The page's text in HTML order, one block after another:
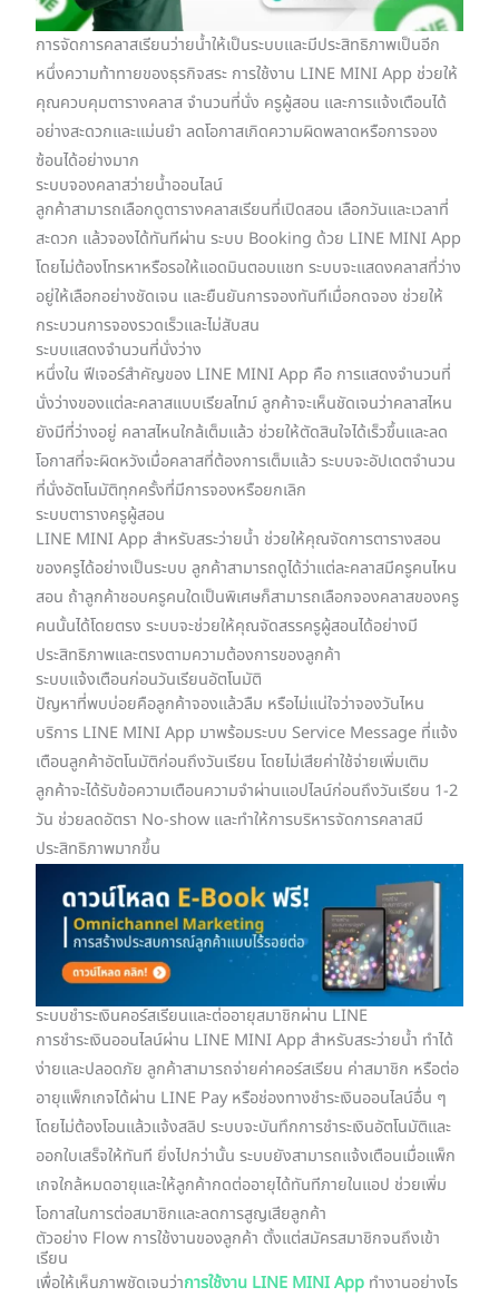
การจัดการคลาสเรียนว่ายน้ำให้เป็นระบบและมีประสิทธิภาพเป็นอีก
หนึ่งความท้าทายของธุรกิจสระ การใช้งาน LINE MINI App ช่วยให้
คุณควบคุมตารางคลาส จำนวนที่นั่ง ครูผู้สอน และการแจ้งเตือนได้
อย่างสะดวกและแม่นยำ ลดโอกาสเกิดความผิดพลาดหรือการจอง
ซ้อนได้อย่างมาก
ระบบจองคลาสว่ายน้ำออนไลน์
ลูกค้าสามารถเลือกดูตารางคลาสเรียนที่เปิดสอน เลือกวันและเวลาที่
สะดวก แล้วจองได้ทันทีผ่าน ระบบ Booking ด้วย LINE MINI App
โดยไม่ต้องโทรหาหรือรอให้แอดมินตอบแชท ระบบจะแสดงคลาสที่ว่าง
อยู่ให้เลือกอย่างชัดเจน และยืนยันการจองทันทีเมื่อกดจอง ช่วยให้
กระบวนการจองรวดเร็วและไม่สับสน
ระบบแสดงจำนวนที่นั่งว่าง
หนึ่งใน ฟีเจอร์สำคัญของ LINE MINI App คือ การแสดงจำนวนที่
นั่งว่างของแต่ละคลาสแบบเรียลไทม์ ลูกค้าจะเห็นชัดเจนว่าคลาสไหน
ยังมีที่ว่างอยู่ คลาสไหนใกล้เต็มแล้ว ช่วยให้ตัดสินใจได้เร็วขึ้นและลด
โอกาสที่จะผิดหวังเมื่อคลาสที่ต้องการเต็มแล้ว ระบบจะอัปเดตจำนวน
ที่นั่งอัตโนมัติทุกครั้งที่มีการจองหรือยกเลิก
ระบบตารางครูผู้สอน
LINE MINI App สำหรับสระว่ายน้ำ ช่วยให้คุณจัดการตารางสอน
ของครูได้อย่างเป็นระบบ ลูกค้าสามารถดูได้ว่าแต่ละคลาสมีครูคนไหน
สอน ถ้าลูกค้าชอบครูคนใดเป็นพิเศษก็สามารถเลือกจองคลาสของครู
คนนั้นได้โดยตรง ระบบจะช่วยให้คุณจัดสรรครูผู้สอนได้อย่างมี
ประสิทธิภาพและตรงตามความต้องการของลูกค้า
ระบบแจ้งเตือนก่อนวันเรียนอัตโนมัติ
ปัญหาที่พบบ่อยคือลูกค้าจองแล้วลืม หรือไม่แน่ใจว่าจองวันไหน
บริการ LINE MINI App มาพร้อมระบบ Service Message ที่แจ้ง
เตือนลูกค้าอัตโนมัติก่อนถึงวันเรียน โดยไม่เสียค่าใช้จ่ายเพิ่มเติม
ลูกค้าจะได้รับข้อความเตือนความจำผ่านแอปไลน์ก่อนถึงวันเรียน 1-2
วัน ช่วยลดอัตรา No-show และทำให้การบริหารจัดการคลาสมี
ประสิทธิภาพมากขึ้น
ระบบชำระเงินคอร์สเรียนและต่ออายุสมาชิกผ่าน LINE
การชำระเงินออนไลน์ผ่าน LINE MINI App สำหรับสระว่ายน้ำ ทำได้
ง่ายและปลอดภัย ลูกค้าสามารถจ่ายค่าคอร์สเรียน ค่าสมาชิก หรือต่อ
อายุแพ็กเกจได้ผ่าน LINE Pay หรือช่องทางชำระเงินออนไลน์อื่น ๆ
โดยไม่ต้องโอนแล้วแจ้งสลิป ระบบจะบันทึกการชำระเงินอัตโนมัติและ
ออกใบเสร็จให้ทันที ยิ่งไปกว่านั้น ระบบยังสามารถแจ้งเตือนเมื่อแพ็ก
เกจใกล้หมดอายุและให้ลูกค้ากดต่ออายุได้ทันทีภายในแอป ช่วยเพิ่ม
โอกาสในการต่อสมาชิกและลดการสูญเสียลูกค้า
ตัวอย่าง Flow การใช้งานของลูกค้า ตั้งแต่สมัครสมาชิกจนถึงเข้า
เรียน
เพื่อให้เห็นภาพชัดเจนว่าการใช้งาน LINE MINI App ทำงานอย่างไร